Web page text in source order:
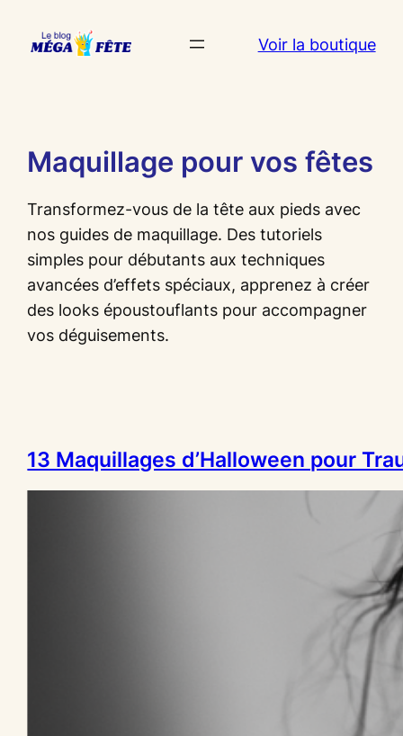
Voir la boutique
Maquillage pour vos fêtes
Transformez-vous de la tête aux pieds avec
nos guides de maquillage. Des tutoriels
simples pour débutants aux techniques
avancées d’effets spéciaux, apprenez à créer
des looks époustouflants pour accompagner
vos déguisements.
13 Maquillages d’Halloween pour